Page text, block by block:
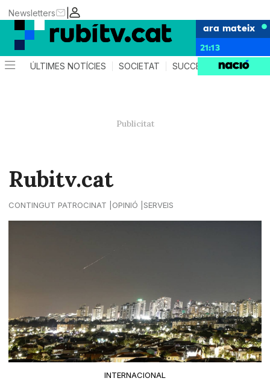
|
Newsletters
ara mateix
21:13
ÚLTIMES NOTÍCIES SOCIETAT SUCCESSOS
Rubitv.cat
CONTINGUT PATROCINAT OPINIÓ SERVEIS
INTERNACIONAL